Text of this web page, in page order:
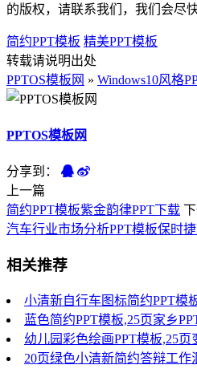
的版权，请联系我们，我们会尽快
简约PPT模板 精美PPT模板
转载请说明出处
PPTOS模板网 » Windows10风格
PPTOS模板网
分享到：
上一篇
简约PPT模板紫金韵律PPT下载
汽车行业市场分析PPT模板保时
相关推荐
小清新自行车图标简约PPT模
蓝色简约PPT模板,25页家乡
幼儿园彩色绘画PPT模板,25
20页绿色小清新简约答辩工作